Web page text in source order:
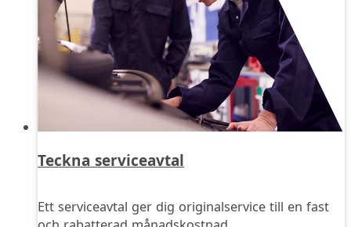
Teckna serviceavtal
Ett serviceavtal ger dig originalservice till en fast